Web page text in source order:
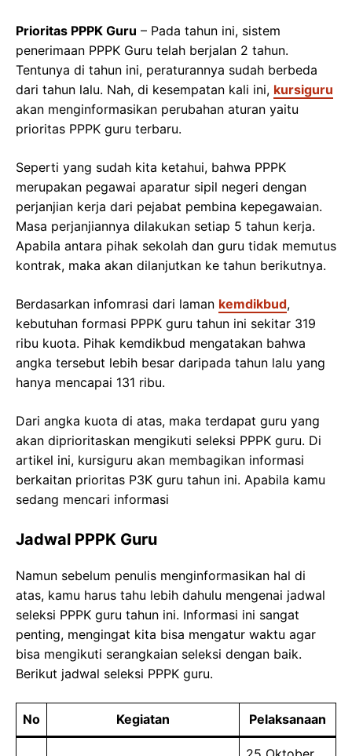
Prioritas PPPK Guru – Pada tahun ini, sistem
penerimaan PPPK Guru telah berjalan 2 tahun.
Tentunya di tahun ini, peraturannya sudah berbeda
dari tahun lalu. Nah, di kesempatan kali ini, kursiguru
akan menginformasikan perubahan aturan yaitu
prioritas PPPK guru terbaru.
Seperti yang sudah kita ketahui, bahwa PPPK
merupakan pegawai aparatur sipil negeri dengan
perjanjian kerja dari pejabat pembina kepegawaian.
Masa perjanjiannya dilakukan setiap 5 tahun kerja.
Apabila antara pihak sekolah dan guru tidak memutus
kontrak, maka akan dilanjutkan ke tahun berikutnya.
Berdasarkan infomrasi dari laman kemdikbud,
kebutuhan formasi PPPK guru tahun ini sekitar 319
ribu kuota. Pihak kemdikbud mengatakan bahwa
angka tersebut lebih besar daripada tahun lalu yang
hanya mencapai 131 ribu.
Dari angka kuota di atas, maka terdapat guru yang
akan diprioritaskan mengikuti seleksi PPPK guru. Di
artikel ini, kursiguru akan membagikan informasi
berkaitan prioritas P3K guru tahun ini. Apabila kamu
sedang mencari informasi
Jadwal PPPK Guru
Namun sebelum penulis menginformasikan hal di
atas, kamu harus tahu lebih dahulu mengenai jadwal
seleksi PPPK guru tahun ini. Informasi ini sangat
penting, mengingat kita bisa mengatur waktu agar
bisa mengikuti serangkaian seleksi dengan baik.
Berikut jadwal seleksi PPPK guru.
No Kegiatan Pelaksanaan